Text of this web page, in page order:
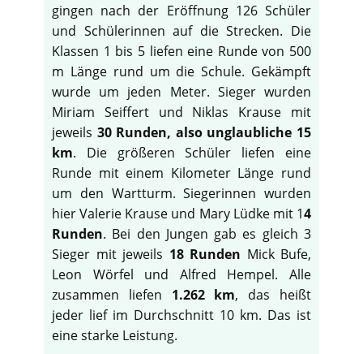
gingen nach der Eröffnung 126 Schüler
und Schülerinnen auf die Strecken. Die
Klassen 1 bis 5 liefen eine Runde von 500
m Länge rund um die Schule. Gekämpft
wurde um jeden Meter. Sieger wurden
Miriam Seiffert und Niklas Krause mit
jeweils 30 Runden, also unglaubliche 15
km. Die größeren Schüler liefen eine
Runde mit einem Kilometer Länge rund
um den Wartturm. Siegerinnen wurden
hier Valerie Krause und Mary Lüdke mit 14
Runden. Bei den Jungen gab es gleich 3
Sieger mit jeweils 18 Runden Mick Bufe,
Leon Wörfel und Alfred Hempel. Alle
zusammen liefen 1.262 km, das heißt
jeder lief im Durchschnitt 10 km. Das ist
eine starke Leistung.